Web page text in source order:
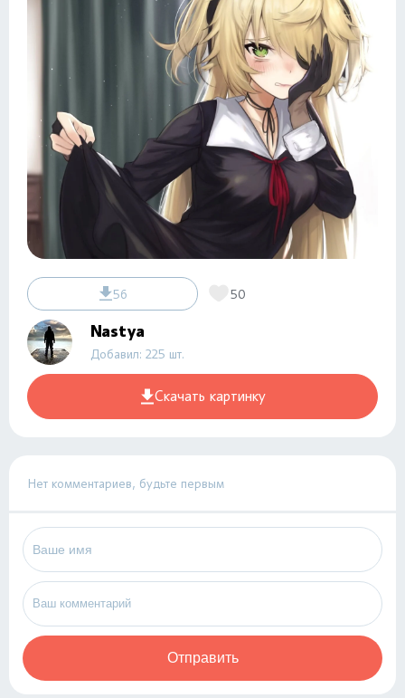
56 50
Nastya
Добавил: 225 шт.
Скачать картинку
Нет комментариев, будьте первым
Отправить